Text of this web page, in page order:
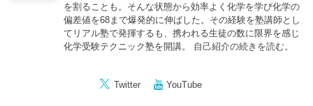
を割ることも。そんな状態から効率よく化学を学び化学の
偏差値を68まで爆発的に伸ばした。その経験を塾講師とし
てリアル塾で発揮するも、携われる生徒の数に限界を感じ
化学受験テクニック塾を開講。 自己紹介の続きを読む。
Twitter YouTube